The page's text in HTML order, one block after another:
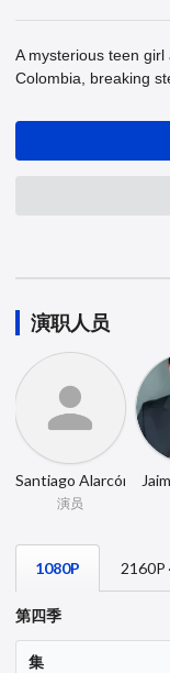
A mysterious teen
Colombia, breaking
演职人员
Santiago Alarcón
演员
1080P 2160P
第四季
集